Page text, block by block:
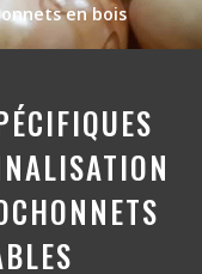
en bois